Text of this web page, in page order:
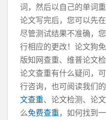
词，然后以自己的单词
论文写完后，您可以先
尽管测试结果不准确，
行相应的更改！论文狗
版知网查重、维普论文
论文查重有什么疑问，
行咨询，也可阅读我们
文查重、论文检测、论
么免费查重，如何找到